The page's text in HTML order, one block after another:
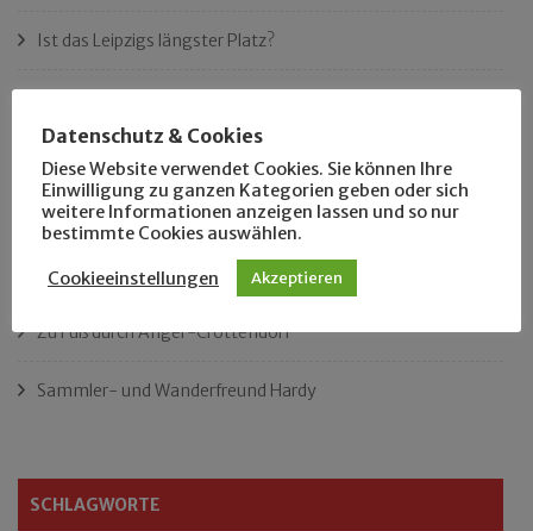
Ist das Leipzigs längster Platz?
Das neue Eutritzsch-Buch
Der Leipziger Schmiedetag von 1904
Rennfahrer in Schönefeld und Zschocher
Zu Fuß durch Anger-Crottendorf
Sammler- und Wanderfreund Hardy
SCHLAGWORTE
Datenschutz & Cookies
Diese Website verwendet Cookies. Sie können Ihre
Einwilligung zu ganzen Kategorien geben oder sich
weitere Informationen anzeigen lassen und so nur
bestimmte Cookies auswählen.
Cookieeinstellungen Akzeptieren